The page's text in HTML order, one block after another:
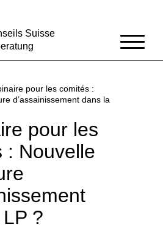
Suisse
pour les comités :
d’assainissement dans la
pour les
: Nouvelle
?